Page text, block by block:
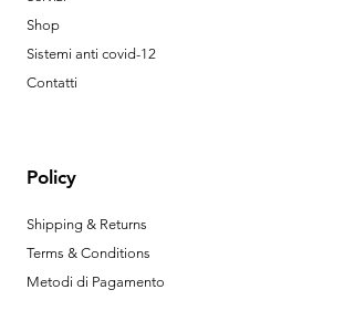
Shop
Sistemi anti covid-12
Contatti
Policy
Shipping & Returns
Terms & Conditions
Metodi di Pagamento